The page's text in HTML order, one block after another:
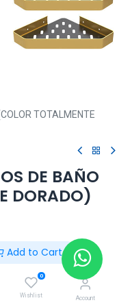
Add to Cart
0
Wishlist Account
TOTALMENTE
DE BAÑO
DORADO)